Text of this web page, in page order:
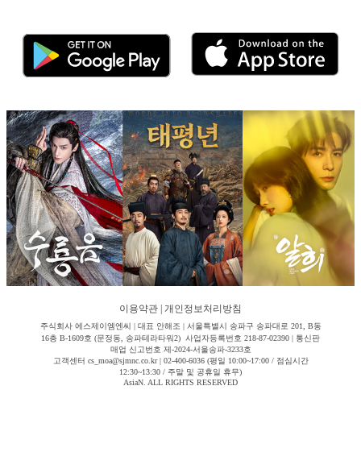
이용약관 개인정보처리방침
주식회사 에스제이엠엔씨 | 대표 안해조 | 서울특별시 송파구 송파대로 201, B동
16층 B-1609호 (문정동, 송파테라타워2) 사업자등록번호 218-87-02390 | 통신판
매업 신고번호 제-2024-서울송파-3233호
고객센터 cs_moa@sjmnc.co.kr | 02-400-6036 (평일 10:00~17:00 / 점심시간
12:30~13:30 / 주말 및 공휴일 휴무)
AsiaN. ALL RIGHTS RESERVED